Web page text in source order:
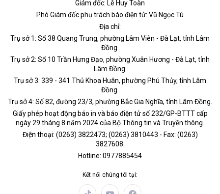
Giám đốc: Lê Huy Toàn
Phó Giám đốc phụ trách báo điện tử: Vũ Ngọc Tú
Địa chỉ:
Trụ sở 1: Số 38 Quang Trung, phường Lâm Viên - Đà Lạt, tỉnh Lâm
Đồng.
Trụ sở 2: Số 10 Trần Hưng Đạo, phường Xuân Hương - Đà Lạt, tỉnh
Lâm Đồng.
Trụ sở 3: 339 - 341 Thủ Khoa Huân, phường Phú Thủy, tỉnh Lâm
Đồng.
Trụ sở 4: Số 82, đường 23/3, phường Bắc Gia Nghĩa, tỉnh Lâm Đồng.
Giấy phép hoạt động báo in và báo điện tử số 232/GP-BTTT cấp
ngày 29 tháng 8 năm 2024 của Bộ Thông tin và Truyền thông.
Điện thoại: (0263) 3822473; (0263) 3810443 - Fax: (0263)
3827608.
Hotline: 0977885454
Kết nối chúng tôi tại: